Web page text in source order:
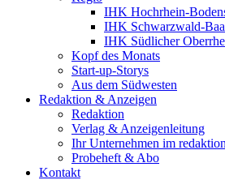
IHK Hochrhein-
IHK Schwarzwald-
IHK Südlicher
Kopf des Monats
Start-up-Storys
Aus dem Südwesten
Redaktion & Anzeigen
Redaktion
Verlag & Anzeigenleitung
Ihr Unternehmen im
Probeheft & Abo
Kontakt